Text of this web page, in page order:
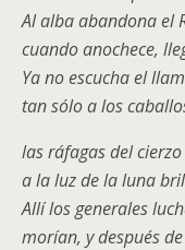
Al alba abandona el
cuando anochece,
Ya no escucha el
tan sólo a los
las ráfagas del
a la luz de la luna
Allí los generales
morían, y después